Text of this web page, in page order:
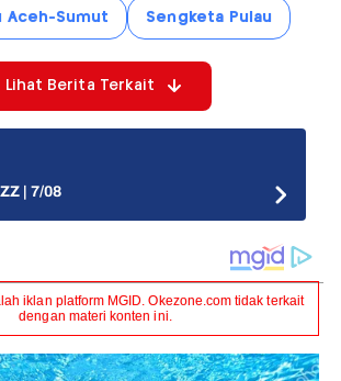
Aceh-Sumut Sengketa Pulau
Lihat Berita Terkait
| 7/08